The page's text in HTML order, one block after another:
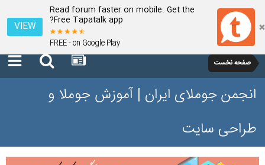
Read forum faster on mobile. Get the
Free Tapatalk app?
FREE - on Google Play
VIEW
صفحه نخست
انجمن جوملای ایران | آموزش جوملا و
طراحی سایت